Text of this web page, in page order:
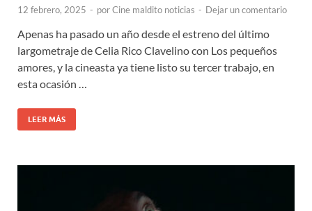
12 febrero, 2025 - porCine maldito noticias - Dejar un comentario
Apenas ha pasado un año desde el estreno del último
largometraje de Celia Rico Clavelino con Los pequeños
amores, y la cineasta ya tiene listo su tercer trabajo, en
esta ocasión …
LEER MÁS